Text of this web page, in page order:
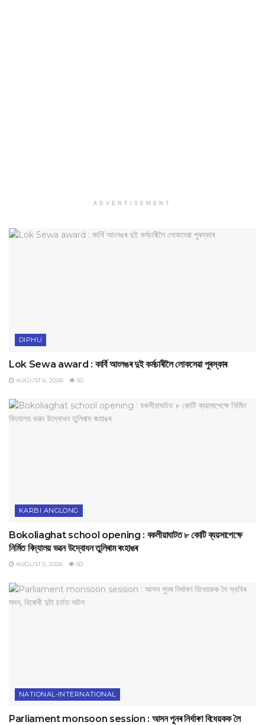
ADVERTISEMENT
DIPHU
Lok Sewa award : কাৰ্বি আংলঙৰ দুই কৰ্মচাৰীলৈ লোকসেৱা পুৰস্কাৰ
AUGUST 6, 2026 50
KARBI ANGLONG
Bokoliaghat school opening : বকলীয়াঘাটত ৮ কোটি ব্যয়সাপেক্ষে
নির্মিত বিদ্যালয় ভৱন উদ্বোধন তুলিৰাম ৰংহাঙৰ
AUGUST 5, 2026 50
NATIONAL-INTERNATIONAL
Parliament monsoon session : আসন পুনৰ নিৰ্ধাৰণ বিধেয়কক লৈ